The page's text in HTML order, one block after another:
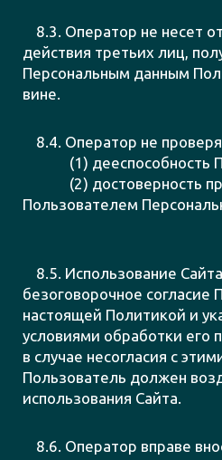
8.3. Оператор не несет
действия третьих лиц,
Персональным данным
вине.
8.4. Оператор не
(1) дееспособность
(2) достоверность
Пользователем
8.5. Использование
безоговорочное согласие
настоящей Политикой и
условиями обработки его
в случае несогласия с
Пользователь должен
использования Сайта.
8.6. Оператор вправе